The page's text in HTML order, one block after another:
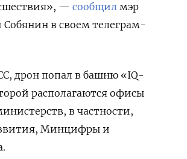
— сообщил мэр
в своем телеграм-
дрон попал в башню «IQ-
располагаются офисы
в частности,
Минцифры и